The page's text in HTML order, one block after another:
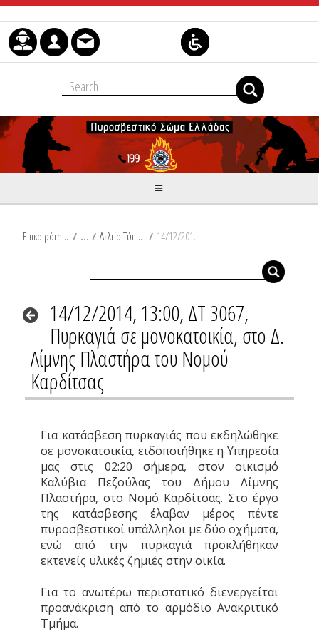
Μετάβαση στο περιεχόμενο
Επικαιρότητα / Δελτία Τύπου / 14/12/2014, 13:00, ΔΤ 3067, Πυρκαγιά σε μονοκατοικία, στο Δ. Λίμνης Πλαστήρα του Νομού Καρδίτσας
14/12/2014, 13:00, ΔΤ 3067,
Πυρκαγιά σε μονοκατοικία, στο Δ.
Λίμνης Πλαστήρα του Νομού
Καρδίτσας
Για κατάσβεση πυρκαγιάς που εκδηλώθηκε
σε μονοκατοικία, ειδοποιήθηκε η Υπηρεσία
μας στις 02:20 σήμερα, στον οικισμό
Καλύβια Πεζούλας του Δήμου Λίμνης
Πλαστήρα, στο Νομό Καρδίτσας. Στο έργο
της κατάσβεσης έλαβαν μέρος πέντε
πυροσβεστικοί υπάλληλοι με δύο οχήματα,
ενώ από την πυρκαγιά προκλήθηκαν
εκτενείς υλικές ζημιές στην οικία.
Για το ανωτέρω περιστατικό διενεργείται
προανάκριση από το αρμόδιο Ανακριτικό
Τμήμα.